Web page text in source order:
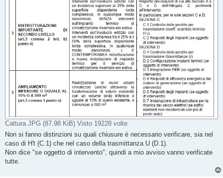
Cattura.JPG (87.98 KiB) Visto 19228 volte
Non si fanno distinzioni su quali chiusure è necessario verificare, sia nel
caso di H't (C.1) che nel caso della trasmittanza U (D.1).
Non dice "se oggetto di intervento", quindi a mio avviso vanno verificate
tutte.